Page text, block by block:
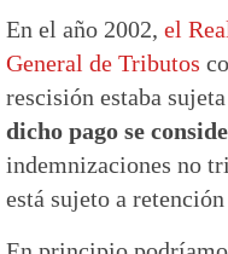
En el año 2002, el
General de Tributos
rescisión estaba
dicho pago se
indemnizaciones no
está sujeto a